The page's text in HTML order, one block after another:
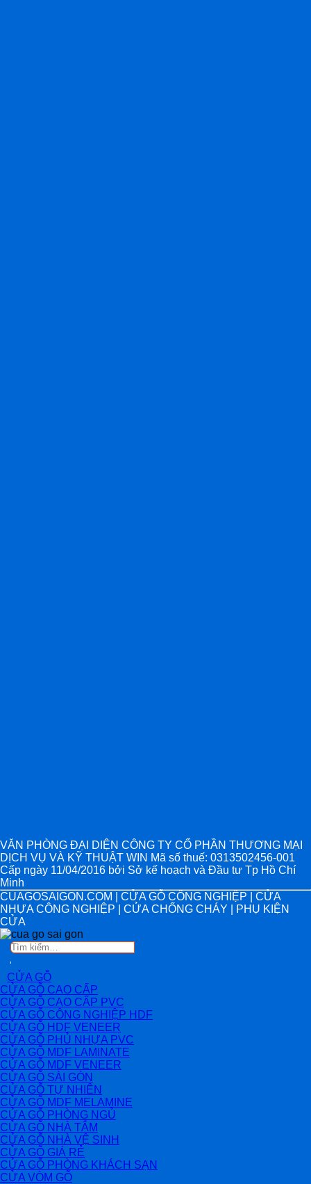
VĂN PHÒNG ĐẠI DIỆN CÔNG TY CỔ PHẦN THƯƠNG MẠI
DỊCH VỤ VÀ KỸ THUẬT WIN Mã số thuế: 0313502456-001
Cấp ngày 11/04/2016 bởi Sở kế hoạch và Đầu tư Tp Hồ Chí
Minh
CUAGOSAIGON.COM | CỬA GỖ CÔNG NGHIỆP | CỬA
NHỰA CÔNG NGHIỆP | CỬA CHỐNG CHÁY | PHỤ KIỆN
CỬA
Tìm
CỬA GỖ
CỬA GỖ CAO CẤP
CỬA GỖ CAO CẤP PVC
CỬA GỖ CÔNG NGHIỆP HDF
CỬA GỖ HDF VENEER
CỬA GỖ PHỦ NHỰA PVC
CỬA GỖ MDF LAMINATE
CỬA GỖ MDF VENEER
CỬA GỖ SÀI GÒN
CỬA GỖ TỰ NHIÊN
CỬA GỖ MDF MELAMINE
CỬA GỖ PHÒNG NGỦ
CỬA GỖ NHÀ TẮM
CỬA GỖ NHÀ VỆ SINH
CỬA GỖ GIÁ RẺ
CỬA GỖ PHÒNG KHÁCH SẠN
CỬA VÒM GỖ